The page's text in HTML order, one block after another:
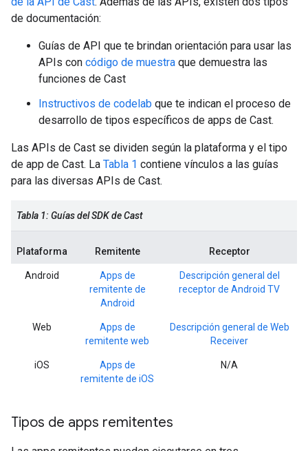
de documentación:
Guías de API que te brindan orientación para usar las
APIs con código de muestra que demuestra las
funciones de Cast
Instructivos de codelab que te indican el proceso de
desarrollo de tipos específicos de apps de Cast.
Las APIs de Cast se dividen según la plataforma y el tipo
de app de Cast. La Tabla 1 contiene vínculos a las guías
para las diversas APIs de Cast.
Tabla 1: Guías del SDK de Cast
Plataforma Remitente Receptor
Android
Apps de
remitente de
Android
Descripción general del
receptor de Android TV
Web
Apps de
remitente web
Descripción general de Web
Receiver
iOS
Apps de
remitente de iOS
N/A
Tipos de apps remitentes